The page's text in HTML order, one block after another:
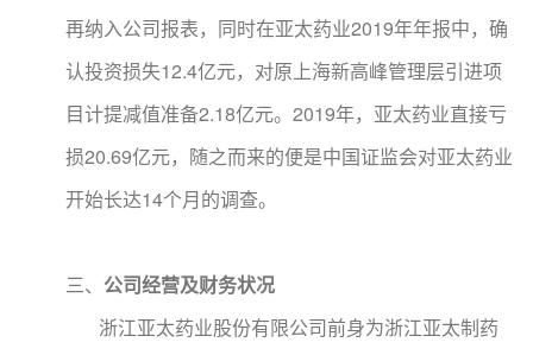
再纳入公司报表，同时在亚太药业2019年年报中，确
认投资损失12.4亿元，对原上海新高峰管理层引进项
目计提减值准备2.18亿元。2019年，亚太药业直接亏
损20.69亿元，随之而来的便是中国证监会对亚太药业
开始长达14个月的调查。
三、 公司经营及财务状况
浙江亚太药业股份有限公司前身为浙江亚太制药